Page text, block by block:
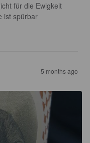
für die Ewigkeit
ist spürbar
5 months ago